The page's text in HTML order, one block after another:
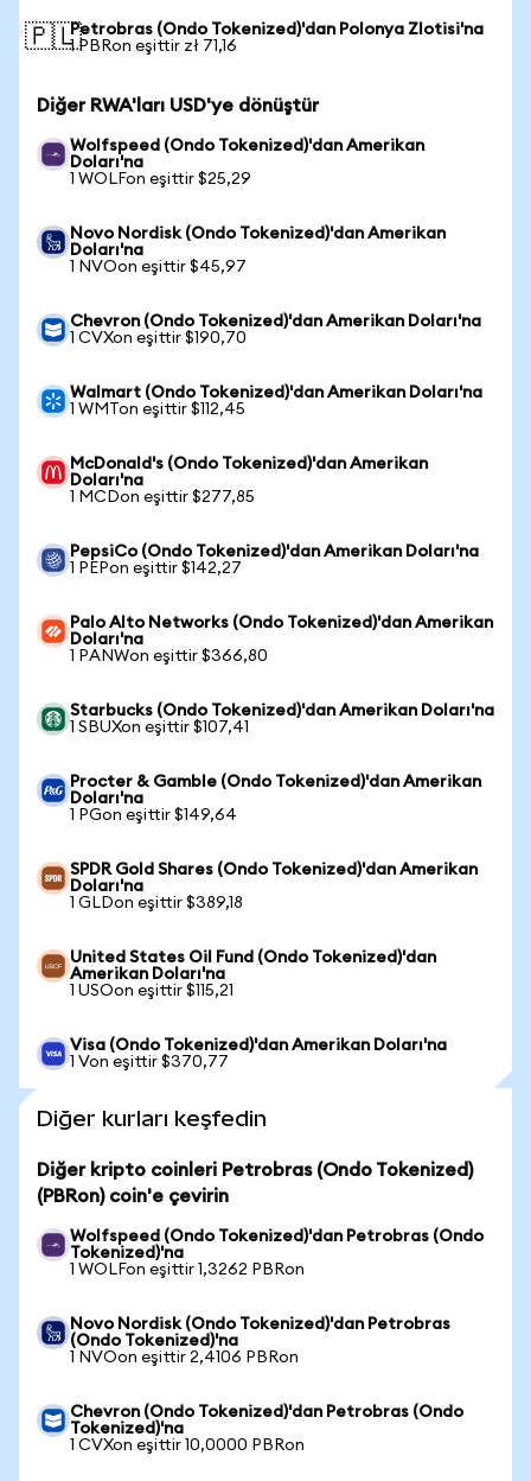
🇵🇱Petrobras (Ondo Tokenized)'dan Polonya Zlotisi'na
1 PBRon eşittir zł 71,16
Diğer RWA'ları USD'ye dönüştür
Wolfspeed (Ondo Tokenized)'dan Amerikan
Doları'na
1 WOLFon eşittir $25,29
Novo Nordisk (Ondo Tokenized)'dan Amerikan
Doları'na
1 NVOon eşittir $45,97
Chevron (Ondo Tokenized)'dan Amerikan Doları'na
1 CVXon eşittir $190,70
Walmart (Ondo Tokenized)'dan Amerikan Doları'na
1 WMTon eşittir $112,45
McDonald's (Ondo Tokenized)'dan Amerikan
Doları'na
1 MCDon eşittir $277,85
PepsiCo (Ondo Tokenized)'dan Amerikan Doları'na
1 PEPon eşittir $142,27
Palo Alto Networks (Ondo Tokenized)'dan Amerikan
Doları'na
1 PANWon eşittir $366,80
Starbucks (Ondo Tokenized)'dan Amerikan Doları'na
1 SBUXon eşittir $107,41
Procter & Gamble (Ondo Tokenized)'dan Amerikan
Doları'na
1 PGon eşittir $149,64
SPDR Gold Shares (Ondo Tokenized)'dan Amerikan
Doları'na
1 GLDon eşittir $389,18
United States Oil Fund (Ondo Tokenized)'dan
Amerikan Doları'na
1 USOon eşittir $115,21
Visa (Ondo Tokenized)'dan Amerikan Doları'na
1 Von eşittir $370,77
Diğer kurları keşfedin
Diğer kripto coinleri Petrobras (Ondo Tokenized)
(PBRon) coin'e çevirin
Wolfspeed (Ondo Tokenized)'dan Petrobras (Ondo
Tokenized)'na
1 WOLFon eşittir 1,3262 PBRon
Novo Nordisk (Ondo Tokenized)'dan Petrobras
(Ondo Tokenized)'na
1 NVOon eşittir 2,4106 PBRon
Chevron (Ondo Tokenized)'dan Petrobras (Ondo
Tokenized)'na
1 CVXon eşittir 10,0000 PBRon